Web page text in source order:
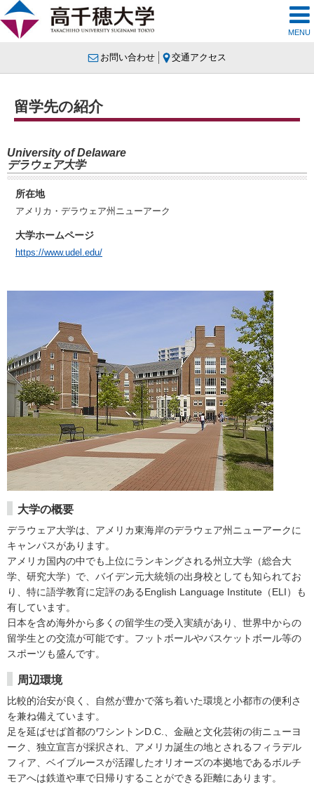
MENU
お問い合わせ 交通アクセス
留学先の紹介
University of Delaware
デラウェア大学
所在地
アメリカ・デラウェア州ニューアーク
大学ホームページ
https://www.udel.edu/
大学の概要
デラウェア大学は、アメリカ東海岸のデラウェア州ニューアークに
キャンパスがあります。
アメリカ国内の中でも上位にランキングされる州立大学（総合大
学、研究大学）で、バイデン元大統領の出身校としても知られてお
り、特に語学教育に定評のあるEnglish Language Institute（ELI）も
有しています。
日本を含め海外から多くの留学生の受入実績があり、世界中からの
留学生との交流が可能です。フットボールやバスケットボール等の
スポーツも盛んです。
周辺環境
比較的治安が良く、自然が豊かで落ち着いた環境と小都市の便利さ
を兼ね備えています。
足を延ばせば首都のワシントンD.C.、金融と文化芸術の街ニューヨ
ーク、独立宣言が採択され、アメリカ誕生の地とされるフィラデル
フィア、ベイブルースが活躍したオリオーズの本拠地であるボルチ
モアへは鉄道や車で日帰りすることができる距離にあります。